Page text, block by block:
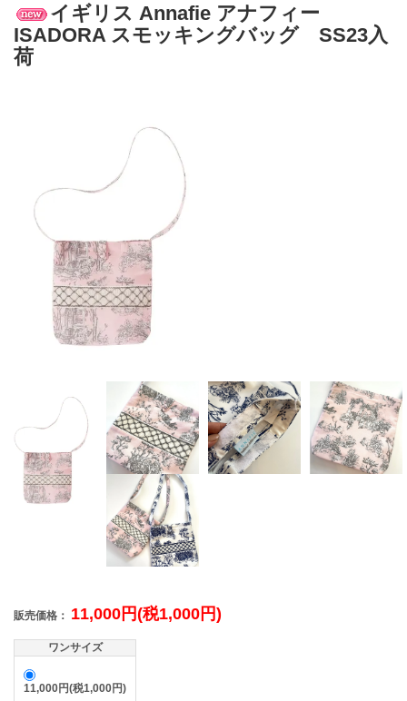
イギリス Annafie アナフィー
ISADORA スモッキングバッグ SS23入
荷
販売価格： 11,000円(税1,000円)
ワンサイズ
11,000円(税1,000円)